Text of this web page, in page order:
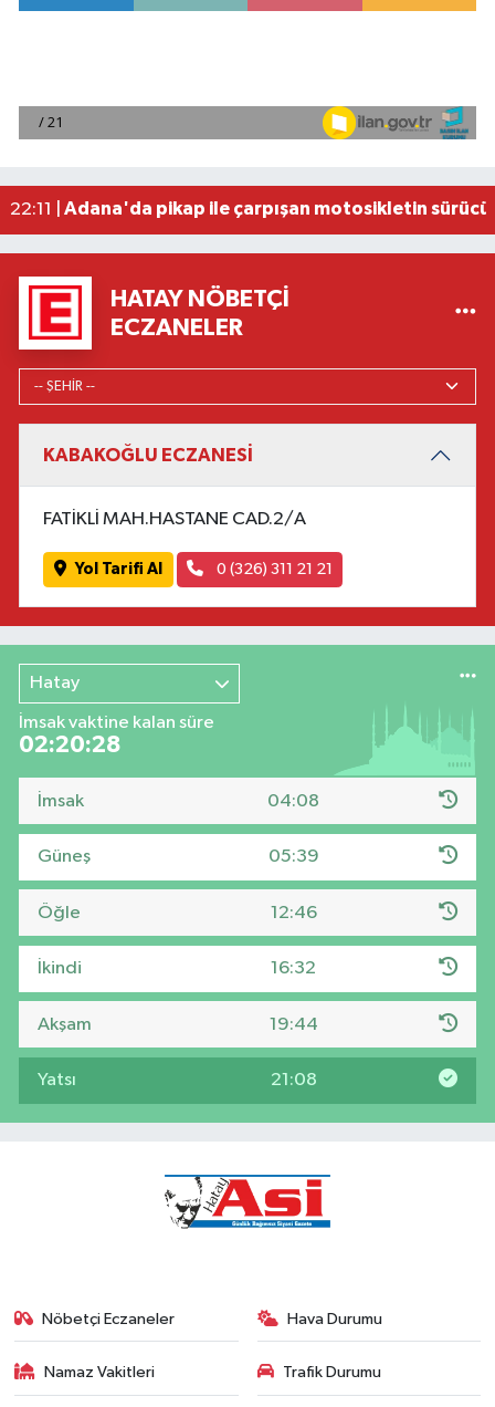
22:58 |
Hataylıların Beklediği Haber Geldi: TOKİ Konut
22:11 | Adana'da pikap ile çarpışan motosikletin
HATAY NÖBETÇI
ECZANELER
KABAKOĞLU ECZANESİ
FATİKLİ MAH.HASTANE CAD.2/A
Yol Tarifi Al 0 (326) 311 21 21
Hatay
İmsak vaktine kalan süre
02:20:28
İmsak 04:08
Güneş 05:39
Öğle 12:46
İkindi 16:32
Akşam 19:44
Yatsı 21:08
Nöbetçi Eczaneler Hava Durumu
Namaz Vakitleri Trafik Durumu